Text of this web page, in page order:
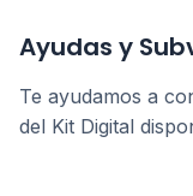
Ayudas y
Te ayudamos a
del Kit Digital